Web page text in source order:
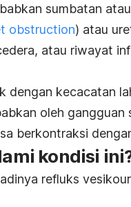
sumbatan atau
obstruction) atau
atau riwayat
dengan kecacatan
oleh gangguan
berkontraksi
kondisi
refluks